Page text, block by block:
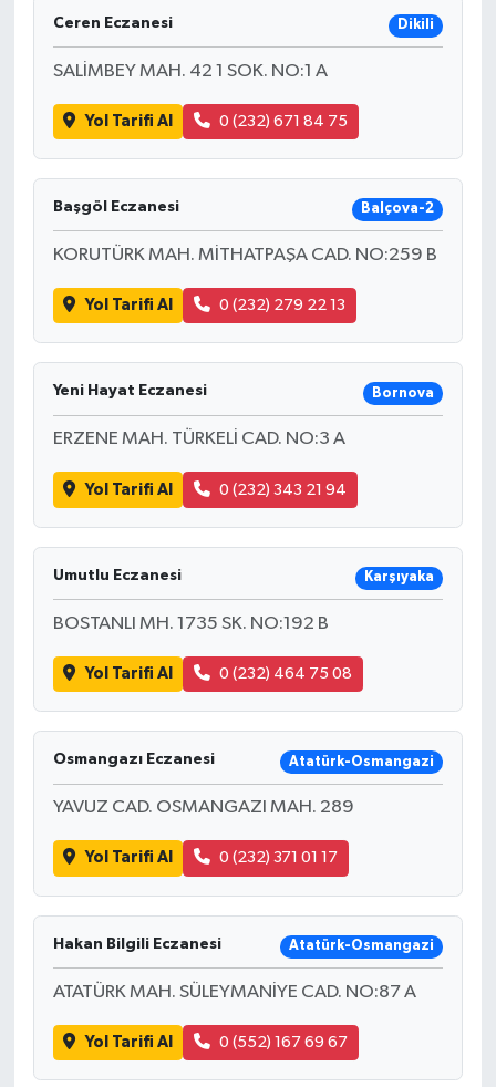
Ceren Eczanesi Dikili
SALİMBEY MAH. 42 1 SOK. NO:1 A
Yol Tarifi Al 0 (232) 671 84 75
Başgöl Eczanesi Balçova-2
KORUTÜRK MAH. MİTHATPAŞA CAD. NO:259 B
Yol Tarifi Al 0 (232) 279 22 13
Yeni Hayat Eczanesi Bornova
ERZENE MAH. TÜRKELİ CAD. NO:3 A
Yol Tarifi Al 0 (232) 343 21 94
Umutlu Eczanesi Karşıyaka
BOSTANLI MH. 1735 SK. NO:192 B
Yol Tarifi Al 0 (232) 464 75 08
Osmangazı Eczanesi Atatürk-Osmangazi
YAVUZ CAD. OSMANGAZI MAH. 289
Yol Tarifi Al 0 (232) 371 01 17
Hakan Bilgili Eczanesi Atatürk-Osmangazi
ATATÜRK MAH. SÜLEYMANİYE CAD. NO:87 A
Yol Tarifi Al 0 (552) 167 69 67